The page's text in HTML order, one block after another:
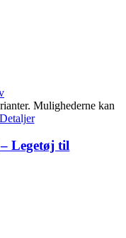
Mulighederne kan
Detaljer
Legetøj til